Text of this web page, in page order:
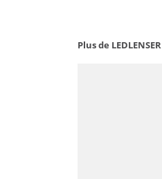
Plus de LEDLENSER